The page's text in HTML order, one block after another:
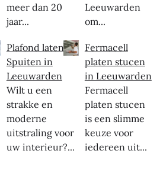
meer dan 20
jaar...
Plafond laten
Spuiten in
Leeuwarden
Wilt u een
strakke en
moderne
uitstraling voor
uw interieur?...
Leeuwarden
om...
Fermacell
platen stucen
in Leeuwarden
Fermacell
platen stucen
is een slimme
keuze voor
iedereen uit...